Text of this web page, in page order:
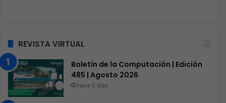
REVISTA VIRTUAL
Boletín de la Computación | Edición
485 | Agosto 2026
Hace 5 días